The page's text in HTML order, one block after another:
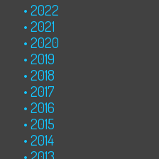
2022
2021
2020
2019
2018
2017
2016
2015
2014